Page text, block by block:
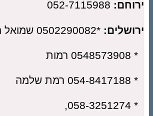
052-7115988
*0502290082 שמואל הנביא